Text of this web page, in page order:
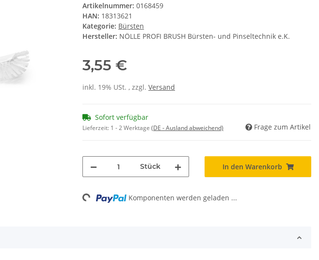
Artikelnummer: 0168459
HAN: 18313621
Kategorie: Bürsten
Hersteller: NÖLLE PROFI BRUSH Bürsten- und Pinseltechnik e.K.
3,55 €
inkl. 19% USt. , zzgl. Versand
Sofort verfügbar
Lieferzeit: 1 - 2 Werktage (DE - Ausland abweichend) Frage zum Artikel
Stück In den Warenkorb
Loading... Komponenten werden geladen ...